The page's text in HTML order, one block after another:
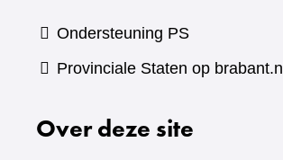
Ondersteuning PS
Provinciale Staten op brabant.nl
Over deze site